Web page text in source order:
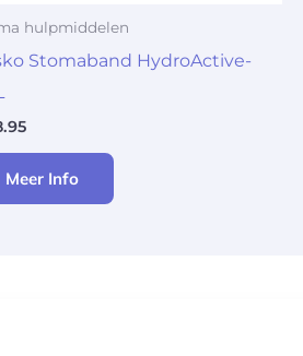
hulpmiddelen
Stomaband HydroActive-
Meer Info